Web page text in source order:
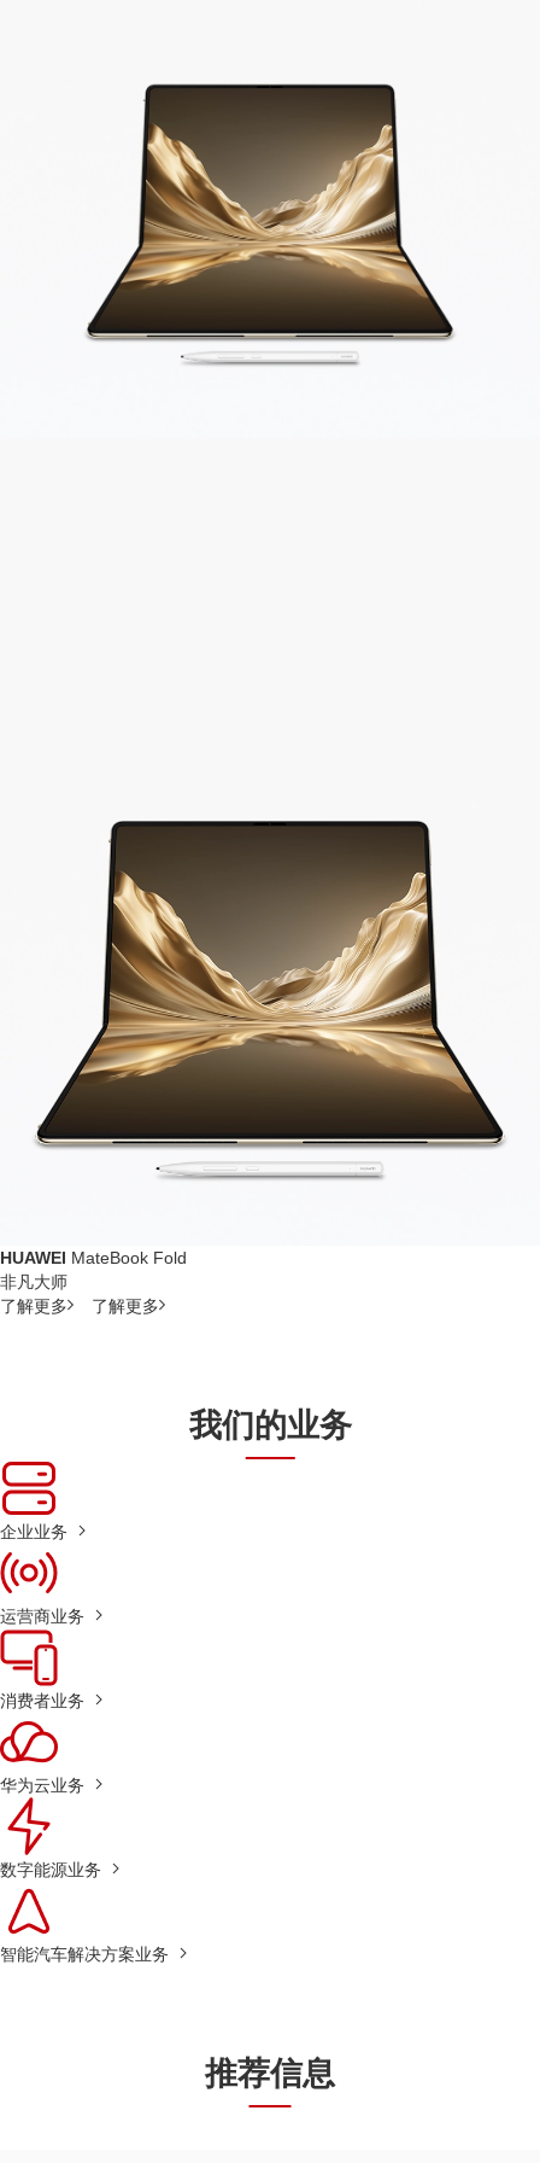
HUAWEI MateBook Fold
非凡大师
了解更多
了解更多
我们的业务
企业业务
运营商业务
消费者业务
华为云业务
数字能源业务
智能汽车解决方案业务
推荐信息